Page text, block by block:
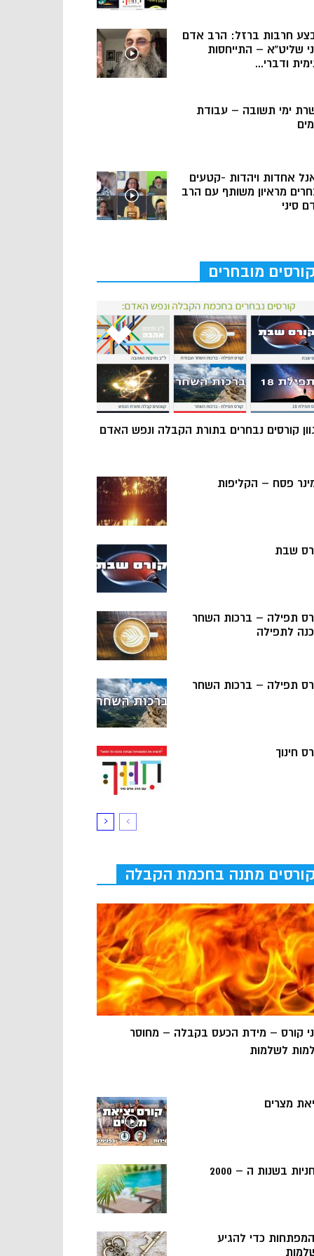
חרבות ברזל: הרב אדם
שליט”א – התייחסות
ודברי...
ימי תשובה – עבודת
אחדות ויהדות -קטעים
מראיון משותף עם הרב
סיני
קורסים מובחרים
קורסים נבחרים בתורת הקבלה ונפש האדם
פסח – הקליפות
שבת
תפילה – ברכות השחר
לתפילה
תפילה – ברכות השחר
חינוך
קורסים מתנה בחכמת הקבלה
קורס – מידת הכעס בקבלה – מחוסר
לשלמות
מצרים
בשנות ה – 2000
5 המפתחות כדי להגיע